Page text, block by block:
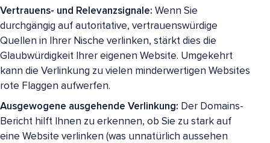
Vertrauens- und Relevanzsignale: Wenn Sie
durchgängig auf autoritative, vertrauenswürdige
Quellen in Ihrer Nische verlinken, stärkt dies die
Glaubwürdigkeit Ihrer eigenen Website. Umgekehrt
kann die Verlinkung zu vielen minderwertigen Websites
rote Flaggen aufwerfen.
Ausgewogene ausgehende Verlinkung: Der Domains-
Bericht hilft Ihnen zu erkennen, ob Sie zu stark auf
eine Website verlinken (was unnatürlich aussehen